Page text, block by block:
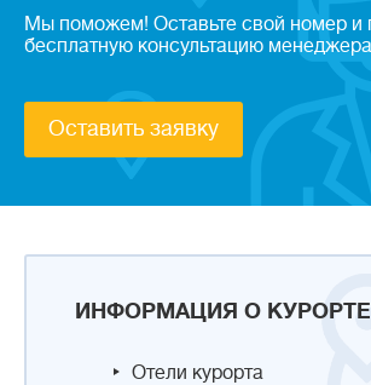
ИНФОРМАЦИЯ О
Отели курорта
Мы поможем! Оставьте свой номер и
бесплатную консультацию
Оставить заявку